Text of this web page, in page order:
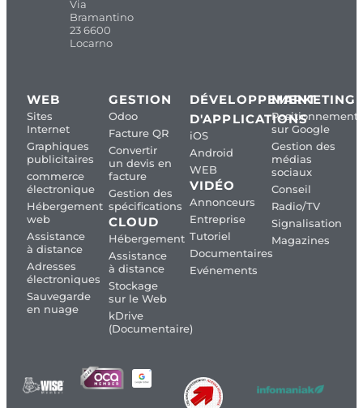
Via
Bramantino
23 6600
Locarno
WEB
Sites
Internet
Graphiques
publicitaires
commerce
électronique
Hébergement
web
Assistance
à distance
Adresses
électroniques
Sauvegarde
en nuage
GESTION
Odoo
Facture QR
Convertir
un devis en
facture
Gestion des
spécifications
CLOUD
Hébergement
Assistance
à distance
Stockage
sur le Web
kDrive
(Documentaire)
DÉVELOPPEMENT
D'APPLICATIONS
iOS
Android
WEB
VIDÉO
Annonceurs
Entreprise
Tutoriel
Documentaires
Evénements
MARKETING
Positionnement
sur Google
Gestion des
médias
sociaux
Conseil
Radio/TV
Signalisation
Magazines